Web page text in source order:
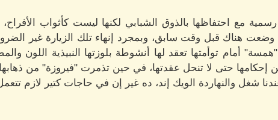
رسمية مع احتفاظها بالذوق الشبابي لكنها ليست كأثواب
هناك قبل وقت سابق، وبمجرد إنهاء تلك الزيارة غير
أمام توأمتها تعقد لها أنشوطة بلوزتها النبيذية اللون
إحكامها حتى لا تنحل عقدتها، في حين تذمرت "فيروزة" من
شغل والنهاردة الويك إند، ده غير إن في حاجات كتير لازم